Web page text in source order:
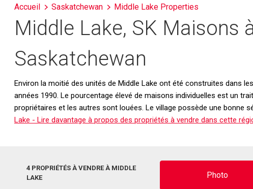
Accueil Saskatchewan Middle Lake Properties
Middle Lake, SK Maisons
Saskatchewan
Environ la moitié des unités de Middle Lake ont été construites dans
années 1990. Le pourcentage élevé de maisons individuelles est un
propriétaires et les autres sont louées. Le village possède une
Lake - Lire davantage à propos des propriétés à vendre dans cette
4 PROPRIÉTÉS À VENDRE À MIDDLE
LAKE
Photo